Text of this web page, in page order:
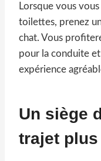
Lorsque vous
toilettes, prenez
chat. Vous
pour la conduite
expérience
Un siège
trajet